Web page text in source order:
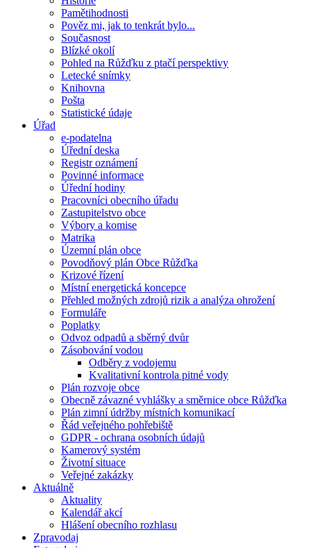
Pamětihodnosti
Pověz mi, jak to tenkrát bylo...
Současnost
Blízké okolí
Pohled na Růžďku z ptačí perspektivy
Letecké snímky
Knihovna
Pošta
Statistické údaje
Úřad
e-podatelna
Úřední deska
Registr oznámení
Povinné informace
Úřední hodiny
Pracovníci obecního úřadu
Zastupitelstvo obce
Výbory a komise
Matrika
Územní plán obce
Povodňový plán Obce Růžďka
Krizové řízení
Místní energetická koncepce
Přehled možných zdrojů rizik a analýza ohrožení
Formuláře
Poplatky
Odvoz odpadů a sběrný dvůr
Zásobování vodou
Odběry z vodojemu
Kvalitativní kontrola pitné vody
Plán rozvoje obce
Obecně závazné vyhlášky a směrnice obce Růžďka
Plán zimní údržby místních komunikací
Řád veřejného pohřebiště
GDPR - ochrana osobních údajů
Kamerový systém
Životní situace
Veřejné zakázky
Aktuálně
Aktuality
Kalendář akcí
Hlášení obecního rozhlasu
Zpravodaj